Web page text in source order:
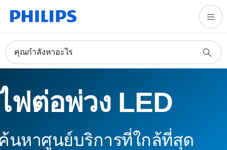
คุณกำลังหาอะไร
ฟต่อพ่วง LED
นหาศูนย์บริการที่ใกล้ที่สุด